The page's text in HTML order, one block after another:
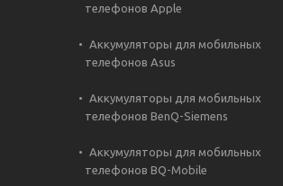
телефонов Apple
Аккумуляторы для мобильных
телефонов Asus
Аккумуляторы для мобильных
телефонов BenQ-Siemens
Аккумуляторы для мобильных
телефонов BQ-Mobile